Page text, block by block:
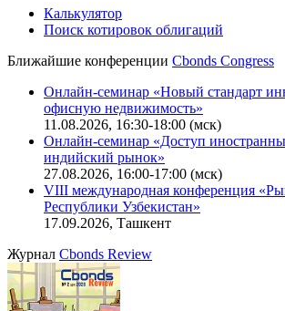
Калькулятор
Поиск котировок облигаций
Ближайшие конференции Cbonds Congress
Онлайн-семинар «Новый стандарт
офисную недвижимость»
11.08.2026, 16:30-18:00 (мск)
Онлайн-семинар «Доступ
индийский рынок»
27.08.2026, 16:00-17:00 (мск)
VIII международная конференция
Республики Узбекистан»
17.09.2026, Ташкент
Журнал Cbonds Review